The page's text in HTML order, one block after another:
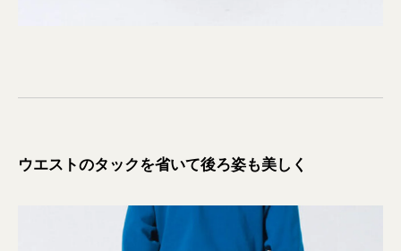
ウエストのタックを省いて後ろ姿も美しく